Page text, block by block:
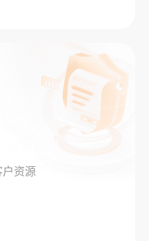
资源